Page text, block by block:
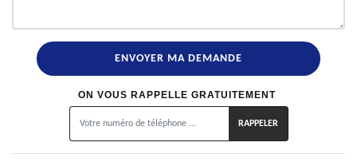
ON VOUS RAPPELLE GRATUITEMENT